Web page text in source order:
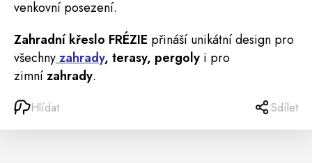
venkovní posezení.
Zahradní křeslo FRÉZIE přináší unikátní design pro
všechnyzahrady, terasy, pergoly i pro
zimnízahrady.
Hlídat Sdílet